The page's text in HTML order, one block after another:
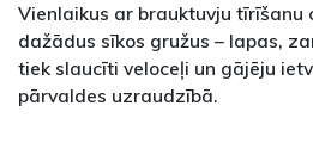
Vienlaikus ar brauktuvju tīrīšanu
dažādus sīkos gružus – lapas,
tiek slaucīti veloceļi un gājēju
pārvaldes uzraudzībā.